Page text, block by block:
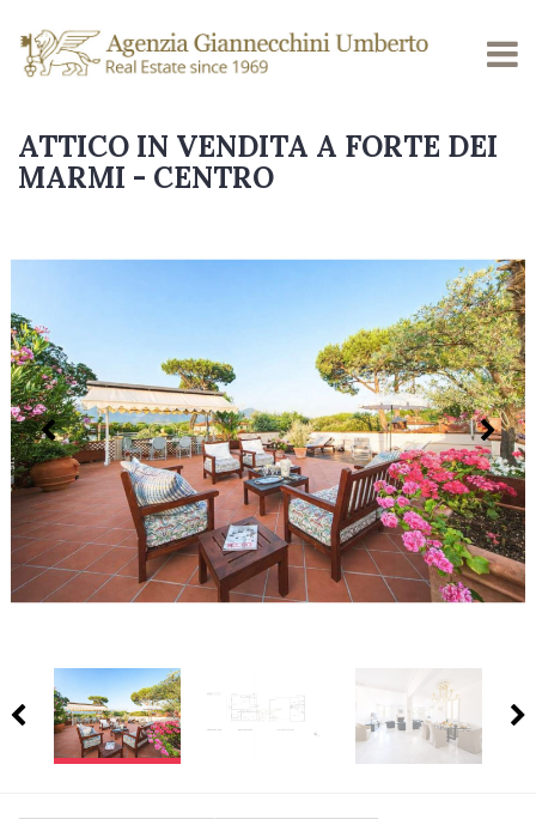
ATTICO IN VENDITA A FORTE DEI
MARMI - CENTRO